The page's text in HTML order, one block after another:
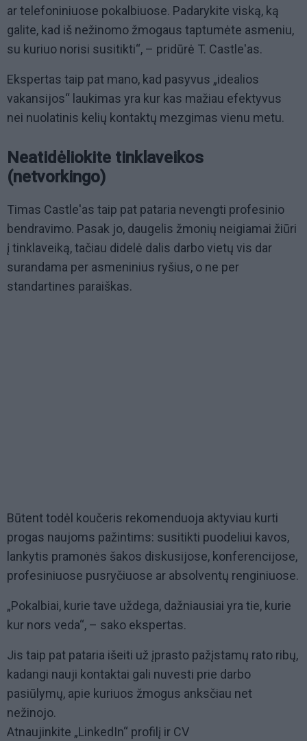
ar telefoniniuose pokalbiuose. Padarykite viską, ką
galite, kad iš nežinomo žmogaus taptumėte asmeniu,
su kuriuo norisi susitikti“, – pridūrė T. Castle'as.
Ekspertas taip pat mano, kad pasyvus „idealios
vakansijos“ laukimas yra kur kas mažiau efektyvus
nei nuolatinis kelių kontaktų mezgimas vienu metu.
Neatidėliokite tinklaveikos
(netvorkingo)
Timas Castle'as taip pat pataria nevengti profesinio
bendravimo. Pasak jo, daugelis žmonių neigiamai žiūri
į tinklaveiką, tačiau didelė dalis darbo vietų vis dar
surandama per asmeninius ryšius, o ne per
standartines paraiškas.
Būtent todėl koučeris rekomenduoja aktyviau kurti
progas naujoms pažintims: susitikti puodeliui kavos,
lankytis pramonės šakos diskusijose, konferencijose,
profesiniuose pusryčiuose ar absolventų renginiuose.
„Pokalbiai, kurie tave uždega, dažniausiai yra tie, kurie
kur nors veda“, – sako ekspertas.
Jis taip pat pataria išeiti už įprasto pažįstamų rato ribų,
kadangi nauji kontaktai gali nuvesti prie darbo
pasiūlymų, apie kuriuos žmogus anksčiau net
nežinojo.
Atnaujinkite „LinkedIn“ profilį ir CV